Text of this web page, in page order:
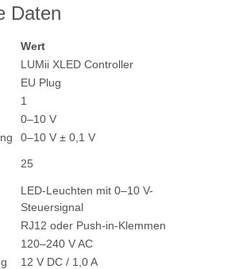
Daten
Wert
LUMii XLED Controller
EU Plug
1
0–10 V
0–10 V ± 0,1 V
25
LED-Leuchten mit 0–10 V-
Steuersignal
RJ12 oder Push-in-Klemmen
120–240 V AC
12 V DC / 1,0 A